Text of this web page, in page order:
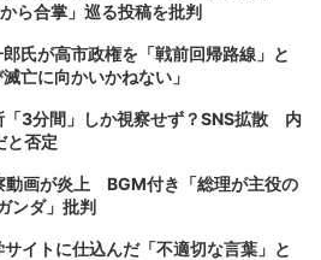
ら合掌」巡る投稿を批判
氏が高市政権を「戦前回帰路線」と
亡に向かいかねない」
「3分間」しか視察せず？SNS拡散 内
と否定
動画が炎上 BGM付き「総理が主役の
ンダ」批判
イトに仕込んだ「不適切な言葉」と